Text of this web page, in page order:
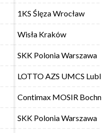
1KS Ślęza Wrocław
Wisła Kraków
SKK Polonia Warszawa
LOTTO AZS UMCS
Contimax MOSIR
SKK Polonia Warszawa
1KS Ślęza Wrocław
Wisła Kraków
SKK Polonia Warszawa
LOTTO AZS UMCS
Contimax MOSIR
SKK Polonia Warszawa